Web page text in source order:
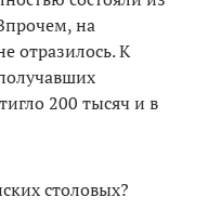
на
отразилось. К
200 тысяч и в
столовых?